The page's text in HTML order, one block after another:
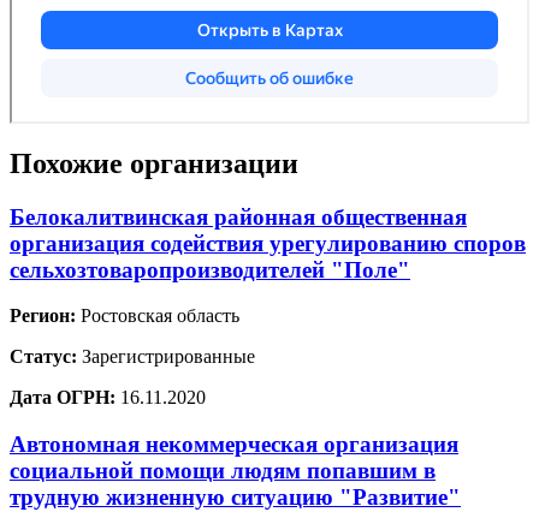
Похожие организации
Белокалитвинская районная общественная
организация содействия урегулированию споров
сельхозтоваропроизводителей "Поле"
Регион: Ростовская область
Статус: Зарегистрированные
Дата ОГРН: 16.11.2020
Автономная некоммерческая организация
социальной помощи людям попавшим в
трудную жизненную ситуацию "Развитие"